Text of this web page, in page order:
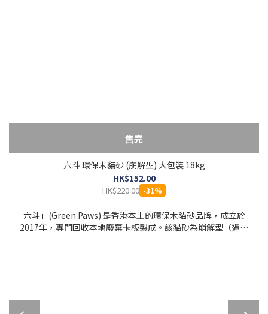
售完
六斗 環保木貓砂 (崩解型) 大包裝 18kg
HK$152.00
HK$220.00 -31%
六斗」(Green Paws) 是香港本土的環保木貓砂品牌，成立於
2017年，專門回收本地廢棄卡板製成。該貓砂為崩解型（遇水